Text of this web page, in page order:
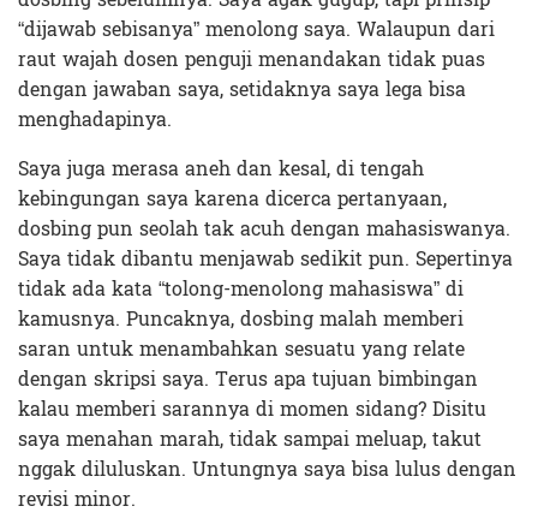
“dijawab sebisanya” menolong saya. Walaupun dari
raut wajah dosen penguji menandakan tidak puas
dengan jawaban saya, setidaknya saya lega bisa
menghadapinya.
Saya juga merasa aneh dan kesal, di tengah
kebingungan saya karena dicerca pertanyaan,
dosbing pun seolah tak acuh dengan mahasiswanya.
Saya tidak dibantu menjawab sedikit pun. Sepertinya
tidak ada kata “tolong-menolong mahasiswa” di
kamusnya. Puncaknya, dosbing malah memberi
saran untuk menambahkan sesuatu yang relate
dengan skripsi saya. Terus apa tujuan bimbingan
kalau memberi sarannya di momen sidang? Disitu
saya menahan marah, tidak sampai meluap, takut
nggak diluluskan. Untungnya saya bisa lulus dengan
revisi minor.